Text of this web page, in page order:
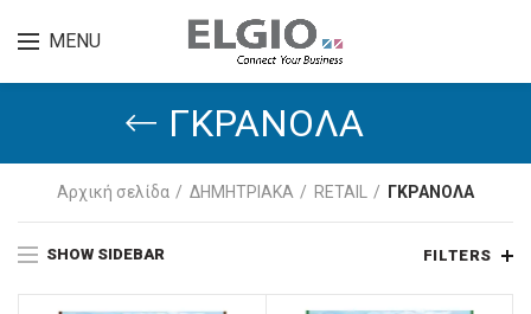
MENU
ΓΚΡΑΝΟΛΑ
Αρχική σελίδα ΔΗΜΗΤΡΙΑΚΑ RETAIL ΓΚΡΑΝΟΛΑ
SHOW SIDEBAR FILTERS